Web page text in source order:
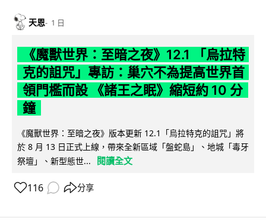
天恩 1 日
《魔獸世界：至暗之夜》12.1 「烏拉特
克的詛咒」專訪：巢穴不為提高世界首
領門檻而設 《諸王之眠》縮短約 10 分
鐘
《魔獸世界：至暗之夜》版本更新 12.1「烏拉特克的詛咒」將
於 8 月 13 日正式上線，帶來全新區域「盤蛇島」、地城「毒牙
祭壇」、新型態世...
閱讀全文
116 分享